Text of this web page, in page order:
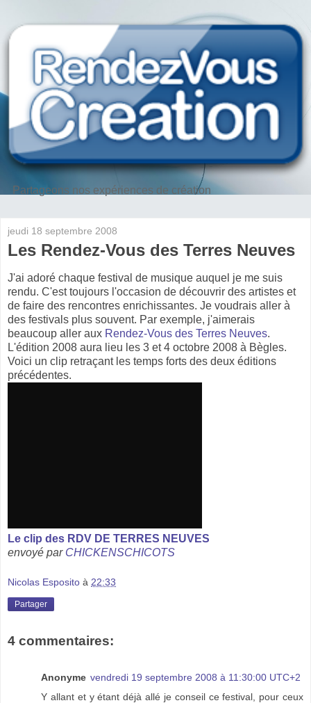
Partageons nos expériences de création
jeudi 18 septembre 2008
Les Rendez-Vous des Terres Neuves
J'ai adoré chaque festival de musique auquel je me suis
rendu. C'est toujours l'occasion de découvrir des artistes et
de faire des rencontres enrichissantes. Je voudrais aller à
des festivals plus souvent. Par exemple, j'aimerais
beaucoup aller aux Rendez-Vous des Terres Neuves.
L'édition 2008 aura lieu les 3 et 4 octobre 2008 à Bègles.
Voici un clip retraçant les temps forts des deux éditions
précédentes.
Le clip des RDV DE TERRES NEUVES
envoyé par CHICKENSCHICOTS
Nicolas Esposito à 22:33
Partager
4 commentaires:
Anonyme vendredi 19 septembre 2008 à 11:30:00 UTC+2
Y allant et y étant déjà allé je conseil ce festival, pour ceux